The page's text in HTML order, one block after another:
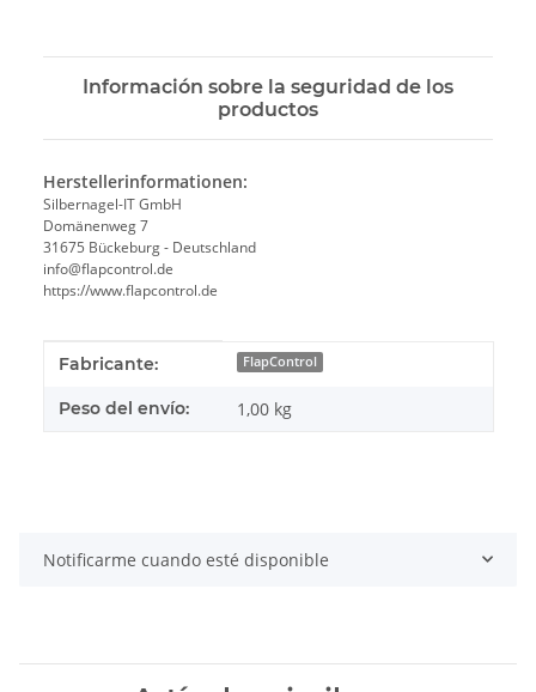
Información sobre la seguridad de los
productos
Herstellerinformationen:
Silbernagel-IT GmbH
Domänenweg 7
31675 Bückeburg - Deutschland
info@flapcontrol.de
https://www.flapcontrol.de
#productDetails.itemInformation#
#productDetails.itemValue#
Fabricante: FlapControl
Peso del envío: 1,00 kg
Notificarme cuando esté disponible